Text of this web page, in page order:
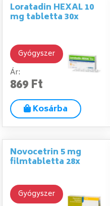
Loratadin HEXAL 10
mg tabletta 30x
Gyógyszer
Ár:
869 Ft
Kosárba
Novocetrin 5 mg
filmtabletta 28x
Gyógyszer